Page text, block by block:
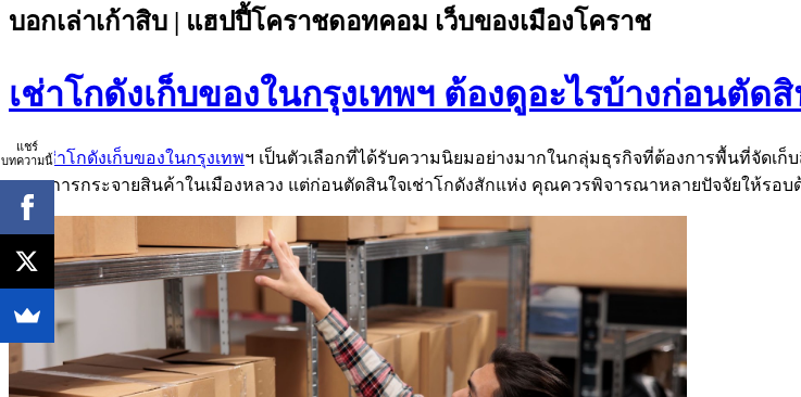
บอกเล่าเก้าสิบ | แฮปปี้โคราชดอทคอม เว็บของเมืองโคราช
เช่าโกดังเก็บของในกรุงเทพฯ ต้องดูอะไรบ้างก่อนตัดสิ
การเช่าโกดังเก็บของในกรุงเทพฯ เป็นตัวเลือกที่ได้รับความนิยมอย่างมากในกลุ่มธุรกิจที่ต้องการพื้นที่จัดเ
ขยายการกระจายสินค้าในเมืองหลวง แต่ก่อนตัดสินใจเช่าโกดังสักแห่ง คุณควรพิจารณาหลายปัจจัยให้รอ
แชร์
บทความนี้